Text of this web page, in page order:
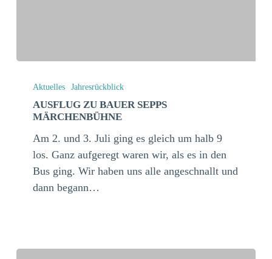
Bauer
Sepps
Märchenbühne
Aktuelles Jahresrückblick
AUSFLUG ZU BAUER SEPPS
MÄRCHENBÜHNE
Am 2. und 3. Juli ging es gleich um halb 9
los. Ganz aufgeregt waren wir, als es in den
Bus ging. Wir haben uns alle angeschnallt und
dann begann…